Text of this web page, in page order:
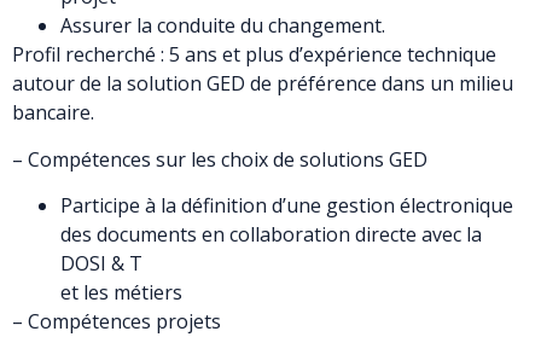
Assurer la conduite du changement.
Profil recherché : 5 ans et plus d’expérience technique
autour de la solution GED de préférence dans un milieu
bancaire.
– Compétences sur les choix de solutions GED
Participe à la définition d’une gestion électronique
des documents en collaboration directe avec la
DOSI & T
et les métiers
– Compétences projets